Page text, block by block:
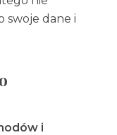
swoje dane i
i